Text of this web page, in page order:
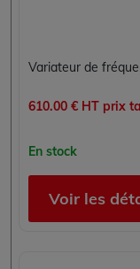
610.00 € HT prix
En stock
Voir les